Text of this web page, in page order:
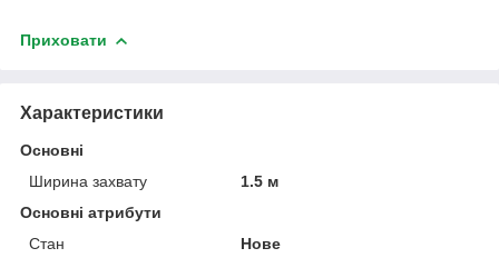
Приховати
Характеристики
Основні
Ширина захвату
1.5 м
Основні атрибути
Стан
Нове